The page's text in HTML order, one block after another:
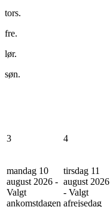
tors.
fre.
lør.
søn.
3 4
mandag 10
august 2026 -
Valgt
ankomstdagen
tirsdag 11
august 2026
- Valgt
afrejsedag